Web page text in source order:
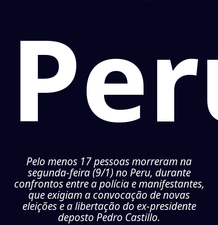
Pelo menos 17 pessoas morreram na
segunda-feira (9/1) no Peru, durante
confrontos entre a polícia e manifestantes,
que exigiam a convocação de novas
eleições e a libertação do ex-presidente
deposto Pedro Castillo.